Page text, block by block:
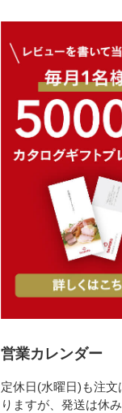
営業カレンダー
定休日(水曜日)も注文
りますが、発送は休